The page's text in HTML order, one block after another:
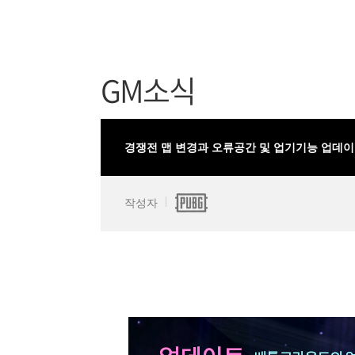
GM소식
경쟁전 맵 변경과 오류공간 및 업기기능 업데
작성자